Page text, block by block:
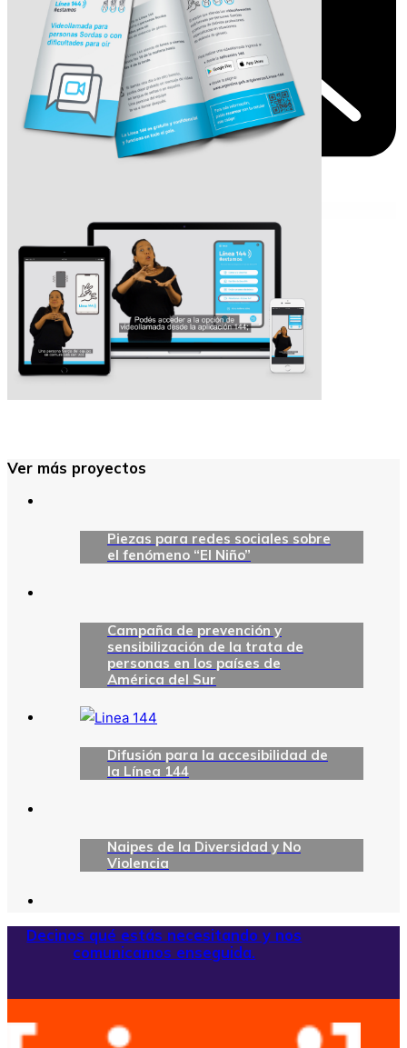
Ver más proyectos
Piezas para redes sociales sobre
el fenómeno “El Niño”
Campaña de prevención y
sensibilización de la trata de
personas en los países de
América del Sur
Difusión para la accesibilidad de
la Línea 144
Naipes de la Diversidad y No
Violencia
Decinos qué estás necesitando y nos
comunicamos enseguida.